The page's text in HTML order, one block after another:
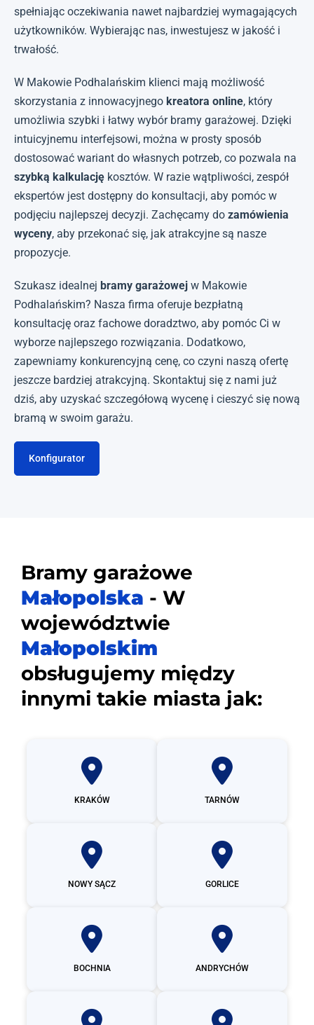
spełniając oczekiwania nawet najbardziej wymagających
użytkowników. Wybierając nas, inwestujesz w jakość i
trwałość.
W Makowie Podhalańskim klienci mają możliwość
skorzystania z innowacyjnego kreatora online, który
umożliwia szybki i łatwy wybór bramy garażowej. Dzięki
intuicyjnemu interfejsowi, można w prosty sposób
dostosować wariant do własnych potrzeb, co pozwala na
szybką kalkulację kosztów. W razie wątpliwości, zespół
ekspertów jest dostępny do konsultacji, aby pomóc w
podjęciu najlepszej decyzji. Zachęcamy do zamówienia
wyceny, aby przekonać się, jak atrakcyjne są nasze
propozycje.
Szukasz idealnej bramy garażowej w Makowie
Podhalańskim? Nasza firma oferuje bezpłatną
konsultację oraz fachowe doradztwo, aby pomóc Ci w
wyborze najlepszego rozwiązania. Dodatkowo,
zapewniamy konkurencyjną cenę, co czyni naszą ofertę
jeszcze bardziej atrakcyjną. Skontaktuj się z nami już
dziś, aby uzyskać szczegółową wycenę i cieszyć się nową
bramą w swoim garażu.
Konfigurator
Bramy garażowe
Małopolska - W
województwie
Małopolskim
obsługujemy między
innymi takie miasta jak:
KRAKÓW TARNÓW
NOWY SĄCZ GORLICE
BOCHNIA ANDRYCHÓW